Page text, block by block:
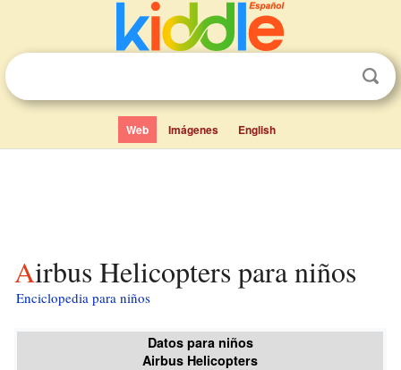
Web Imágenes English
Airbus Helicopters para niños
Enciclopedia para niños
Datos para niños
Airbus Helicopters